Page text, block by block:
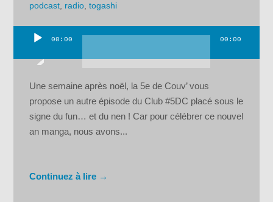
podcast radio ,togashi
00:00 00:00
Une semaine après noël, la 5e de Couv’ vous
propose un autre épisode du Club #5DC placé sous le
signe du fun… et du nen ! Car pour célébrer ce nouvel
an manga, nous avons...
Continuez à lire →